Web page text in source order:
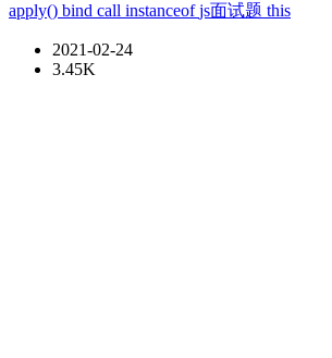
apply() bind call instanceof js面试题 this
2021-02-24
3.45K